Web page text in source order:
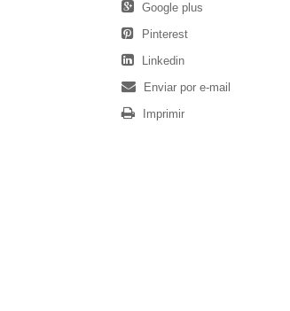
Google plus
Pinterest
Linkedin
Enviar por e-mail
Imprimir